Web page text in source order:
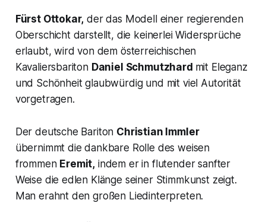
Fürst Ottokar, der das Modell einer regierenden
Oberschicht darstellt, die keinerlei Widersprüche
erlaubt, wird von dem österreichischen
Kavaliersbariton Daniel Schmutzhard mit Eleganz
und Schönheit glaubwürdig und mit viel Autorität
vorgetragen.
Der deutsche Bariton Christian Immler
übernimmt die dankbare Rolle des weisen
frommen Eremit, indem er in flutender sanfter
Weise die edlen Klänge seiner Stimmkunst zeigt.
Man erahnt den großen Liedinterpreten.